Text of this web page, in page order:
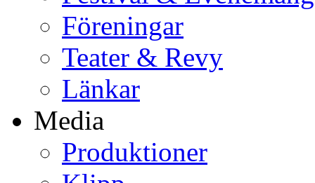
Föreningar
Teater & Revy
Länkar
Media
Produktioner